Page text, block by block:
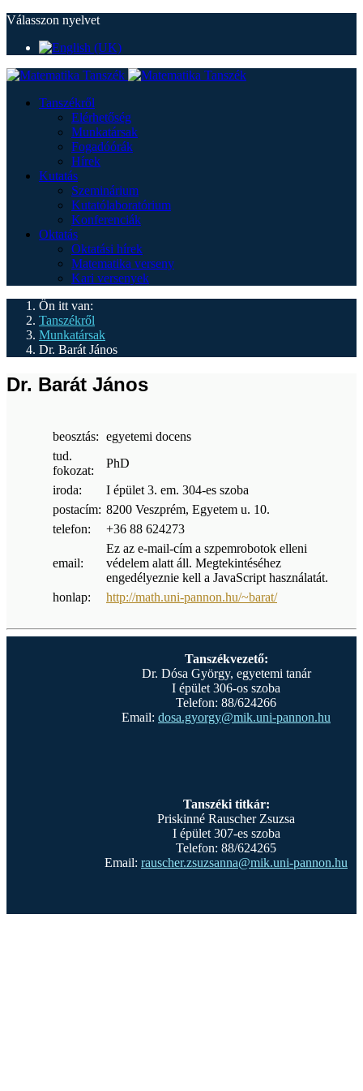
Válasszon nyelvet
Tanszékről
Elérhetőség
Munkatársak
Fogadóórák
Hírek
Kutatás
Szeminárium
Kutatólaboratórium
Konferenciák
Oktatás
Oktatási hírek
Matematika verseny
Kari versenyek
Ön itt van:
Tanszékről
Munkatársak
Dr. Barát János
Dr. Barát János
beosztás: egyetemi docens
tud.
fokozat:
PhD
iroda:
I épület 3. em. 304-es szoba
postacím: 8200 Veszprém, Egyetem u. 10.
telefon:
+36 88 624273
email:
Ez az e-mail-cím a szpemrobotok elleni
védelem alatt áll. Megtekintéséhez
engedélyeznie kell a JavaScript használatát.
honlap:
http://math.uni-pannon.hu/~barat/
Tanszékvezető:
Dr. Dósa György, egyetemi tanár
I épület 306-os szoba
Telefon: 88/624266
Email: dosa.gyorgy@mik.uni-pannon.hu
Tanszéki titkár:
Priskinné Rauscher Zsuzsa
I épület 307-es szoba
Telefon: 88/624265
Email: rauscher.zsuzsanna@mik.uni-pannon.hu